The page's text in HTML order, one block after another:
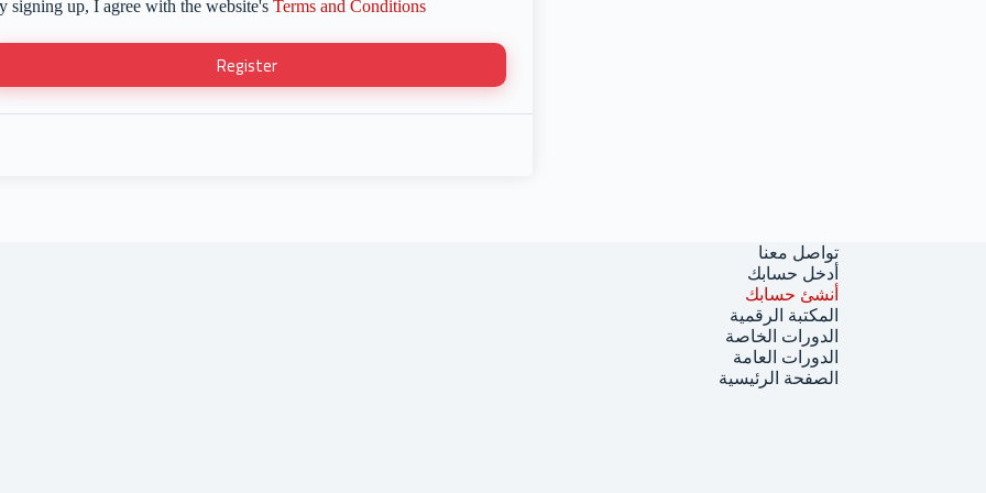
signing up, I agree with the website's Terms and Conditions
Register
تواصل معنا
أدخل حسابك
أنشئ حسابك
المكتبة الرقمية
الدورات الخاصة
الدورات العامة
الصفحة الرئيسية